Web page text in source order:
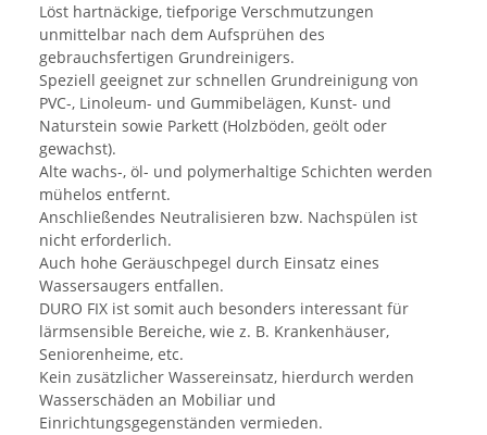
Löst hartnäckige, tiefporige Verschmutzungen
unmittelbar nach dem Aufsprühen des
gebrauchsfertigen Grundreinigers.
Speziell geeignet zur schnellen Grundreinigung von
PVC-, Linoleum- und Gummibelägen, Kunst- und
Naturstein sowie Parkett (Holzböden, geölt oder
gewachst).
Alte wachs-, öl- und polymerhaltige Schichten werden
mühelos entfernt.
Anschließendes Neutralisieren bzw. Nachspülen ist
nicht erforderlich.
Auch hohe Geräuschpegel durch Einsatz eines
Wassersaugers entfallen.
DURO FIX ist somit auch besonders interessant für
lärmsensible Bereiche, wie z. B. Krankenhäuser,
Seniorenheime, etc.
Kein zusätzlicher Wassereinsatz, hierdurch werden
Wasserschäden an Mobiliar und
Einrichtungsgegenständen vermieden.